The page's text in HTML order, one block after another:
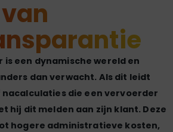
een dynamische wereld en
dan verwacht. Als dit leidt
die een vervoerder
hij dit melden aan zijn klant. Deze
hogere administratieve kosten,